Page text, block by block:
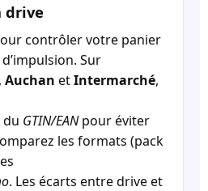
drive
contrôler votre panier
Sur
, Auchan etIntermarché,
du GTIN/EANpour éviter
les formats (pack
. Les écarts entre drive et